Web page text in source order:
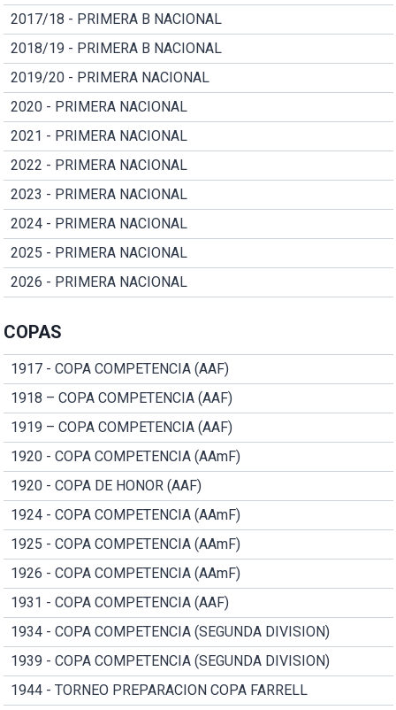
2017/18 - PRIMERA B NACIONAL
2018/19 - PRIMERA B NACIONAL
2019/20 - PRIMERA NACIONAL
2020 - PRIMERA NACIONAL
2021 - PRIMERA NACIONAL
2022 - PRIMERA NACIONAL
2023 - PRIMERA NACIONAL
2024 - PRIMERA NACIONAL
2025 - PRIMERA NACIONAL
2026 - PRIMERA NACIONAL
COPAS
1917 - COPA COMPETENCIA (AAF)
1918 – COPA COMPETENCIA (AAF)
1919 – COPA COMPETENCIA (AAF)
1920 - COPA COMPETENCIA (AAmF)
1920 - COPA DE HONOR (AAF)
1924 - COPA COMPETENCIA (AAmF)
1925 - COPA COMPETENCIA (AAmF)
1926 - COPA COMPETENCIA (AAmF)
1931 - COPA COMPETENCIA (AAF)
1934 - COPA COMPETENCIA (SEGUNDA DIVISION)
1939 - COPA COMPETENCIA (SEGUNDA DIVISION)
1944 - TORNEO PREPARACION COPA FARRELL